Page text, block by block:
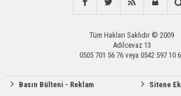
Tüm Hakları Saklıdır © 2009
Adilcevaz 13
0505 701 56 76 veya 0542 597 10
Basın Bülteni - Reklam
Sitene